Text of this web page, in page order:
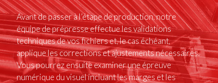
Avant de passer à l’étape de production, notre
équipe de prépresse effectue les validations
techniques de vos fichiers et, le cas échéant,
applique les corrections et ajustements nécessaires.
Vous pourrez ensuite examiner une épreuve
numérique du visuel incluant les marges et les